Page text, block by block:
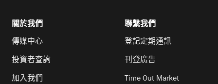
關於我們
傳媒中心
投資者查詢
加入我們
聯繫我們
登記定期通訊
刊登廣告
Time Out Market